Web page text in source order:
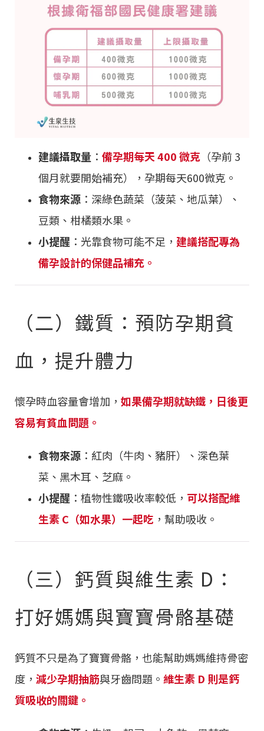
建議攝取量 ： 備孕期每天 400 微克 （孕前 3
個月就要開始補充），孕期每天600微克。
食物來源 ：深綠色蔬菜（菠菜、地瓜葉）、
豆類、柑橘類水果。
小提醒 ：光靠食物可能不足， 建議搭配專為
備孕設計的保健品補充。
（二）鐵質：預防孕期貧
血，提升體力
懷孕時血容量會增加， 如果備孕期就缺鐵，日後更
容易有貧血問題。
食物來源 ：紅肉（牛肉、豬肝）、深色葉
菜、黑木耳、芝麻。
小提醒 ：植物性鐵吸收率較低， 可以搭配維
生素 C（如水果）一起吃 ，幫助吸收。
（三）鈣質與維生素 D：
打好媽媽與寶寶骨骼基礎
鈣質不只是為了寶寶骨骼，也能幫助媽媽維持骨密
度， 減少孕期抽筋與牙齒問題。 維生素 D 則是鈣
質吸收的關鍵。